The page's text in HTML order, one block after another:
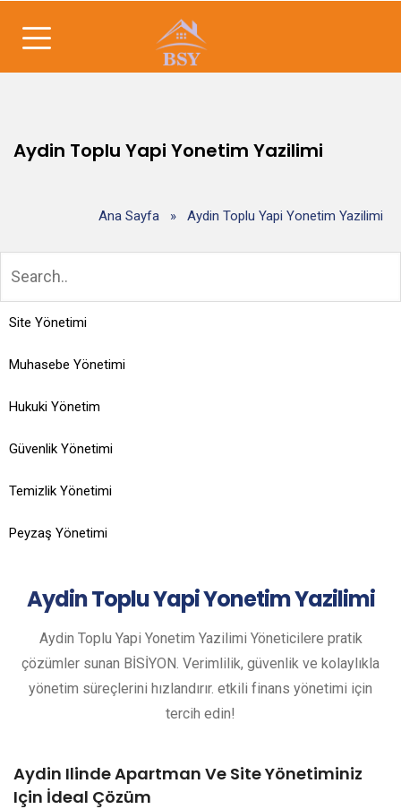
Aydin Toplu Yapi Yonetim Yazilimi
Ana Sayfa » Aydin Toplu Yapi Yonetim Yazilimi
Site Yönetimi
Muhasebe Yönetimi
Hukuki Yönetim
Güvenlik Yönetimi
Temizlik Yönetimi
Peyzaş Yönetimi
AydinToplu Yapi Yonetim Yazilimi
Aydin Toplu Yapi Yonetim Yazilimi Yöneticilere pratik
çözümler sunan BİSİYON. Verimlilik, güvenlik ve kolaylıkla
yönetim süreçlerini hızlandırır. etkili finans yönetimi için
tercih edin!
Aydin Ilinde Apartman Ve Site Yönetiminiz
Için İdeal Çözüm